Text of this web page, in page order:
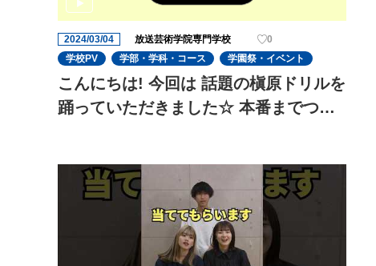
2024/03/04 放送芸術学院専門学校
0
学校PV
学部・学科・コース 学園祭・イベント
こんにちは! 今回は 話題の槇原ドリルを
踊っていただきました☆ 本番までつい